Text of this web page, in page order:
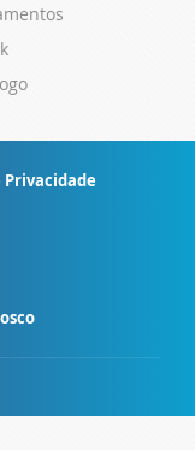
Privacidade